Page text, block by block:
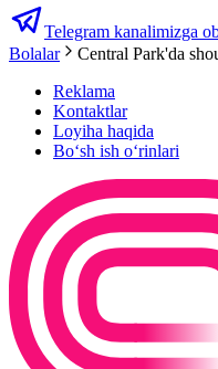
Telegram kanalimizga
Bolalar
Central Park'da
Reklama
Kontaktlar
Loyiha haqida
Bo‘sh ish o‘rinlari